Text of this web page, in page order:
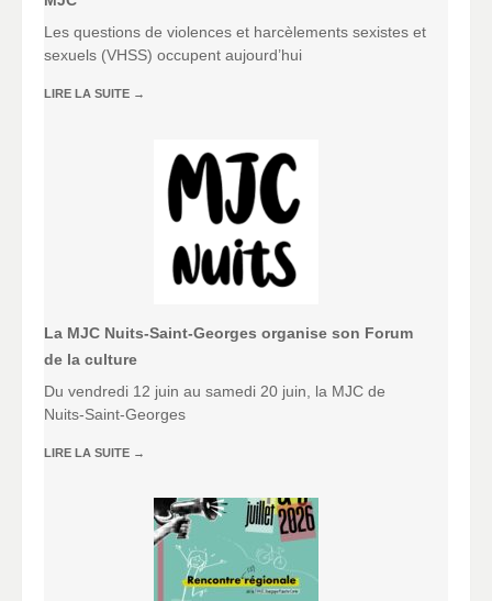
Les questions de violences et harcèlements sexistes et
sexuels (VHSS) occupent aujourd’hui
LIRE LA SUITE →
La MJC Nuits-Saint-Georges organise son Forum
de la culture
Du vendredi 12 juin au samedi 20 juin, la MJC de
Nuits-Saint-Georges
LIRE LA SUITE →